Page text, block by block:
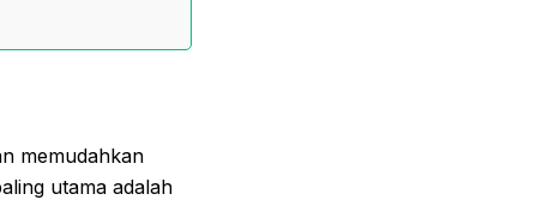
memudahkan
utama adalah